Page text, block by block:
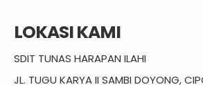
LOKASI KAMI
SDIT TUNAS HARAPAN ILAHI
JL. TUGU KARYA II SAMBI DOYONG,